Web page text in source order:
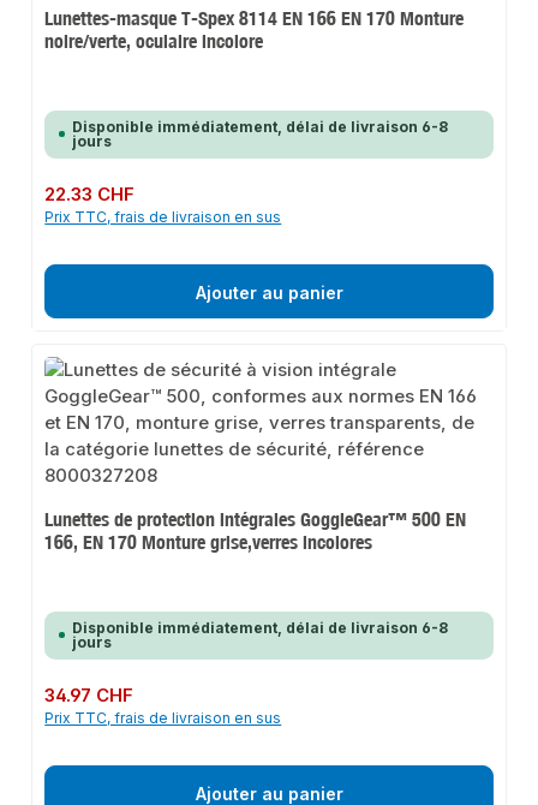
Lunettes-masque T-Spex 8114 EN 166 EN 170 Monture
noire/verte, oculaire incolore
Disponible immédiatement, délai de livraison 6-8
jours
Prix régulier :
22.33 CHF
Prix TTC, frais de livraison en sus
Ajouter au panier
Lunettes de protection intégrales GoggleGear™ 500 EN
166, EN 170 Monture grise,verres incolores
Disponible immédiatement, délai de livraison 6-8
jours
Prix régulier :
34.97 CHF
Prix TTC, frais de livraison en sus
Ajouter au panier